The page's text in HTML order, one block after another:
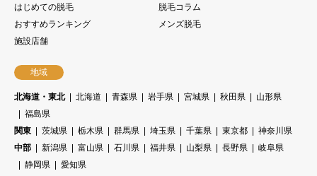
はじめての脱毛
脱毛コラム
おすすめランキング
メンズ脱毛
施設店舗
地域
北海道・東北 北海道 青森県 岩手県 宮城県 秋田県
山形県
福島県
関東
茨城県 栃木県 群馬県 埼玉県 千葉県 東京都
神奈川県
中部
新潟県 富山県 石川県 福井県 山梨県 長野県
岐阜県
静岡県
愛知県